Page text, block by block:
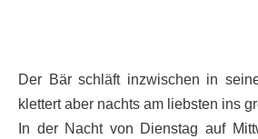
Der Bär schläft inzwischen in
klettert aber nachts am liebsten ins
In der Nacht von Dienstag auf